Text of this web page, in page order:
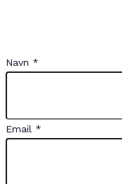
Navn *
Email *